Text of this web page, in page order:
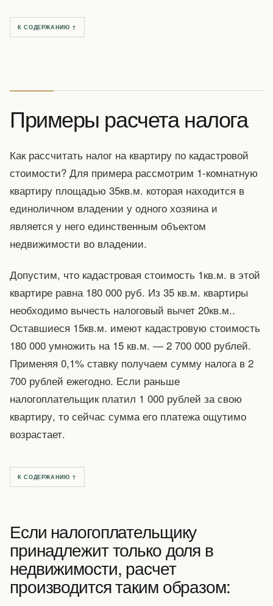
К СОДЕРЖАНИЮ ↑
Примеры расчета налога
Как рассчитать налог на квартиру по кадастровой
стоимости? Для примера рассмотрим 1-комнатную
квартиру площадью 35кв.м. которая находится в
единоличном владении у одного хозяина и
является у него единственным объектом
недвижимости во владении.
Допустим, что кадастровая стоимость 1кв.м. в этой
квартире равна 180 000 руб. Из 35 кв.м. квартиры
необходимо вычесть налоговый вычет 20кв.м..
Оставшиеся 15кв.м. имеют кадастровую стоимость
180 000 умножить на 15 кв.м. — 2 700 000 рублей.
Применяя 0,1% ставку получаем сумму налога в 2
700 рублей ежегодно. Если раньше
налогоплательщик платил 1 000 рублей за свою
квартиру, то сейчас сумма его платежа ощутимо
возрастает.
К СОДЕРЖАНИЮ ↑
Если налогоплательщику
принадлежит только доля в
недвижимости, расчет
производится таким образом: